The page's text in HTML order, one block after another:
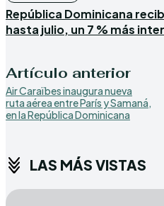
República Dominicana
hasta julio, un 7 % más
Artículo anterior
Air Caraïbes inaugura nueva
ruta aérea entre París y Samaná,
en la República Dominicana
LAS MÁS VISTAS